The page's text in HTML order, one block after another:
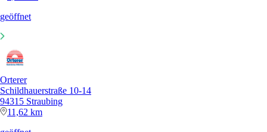
geöffnet
Orterer
Schildhauerstraße 10-14
94315 Straubing
11,62 km